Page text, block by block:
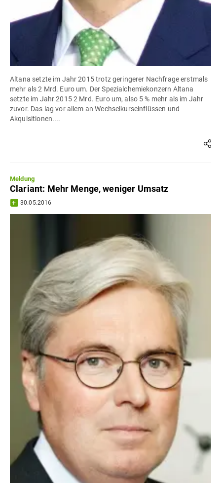
Altana setzte im Jahr 2015 trotz geringerer Nachfrage erstmals
mehr als 2 Mrd. Euro um. Der Spezialchemiekonzern Altana
setzte im Jahr 2015 2 Mrd. Euro um, also 5 % mehr als im Jahr
zuvor. Das lag vor allem an Wechselkurseinflüssen und
Akquisitionen....
Meldung
Clariant: Mehr Menge, weniger Umsatz
30.05.2016